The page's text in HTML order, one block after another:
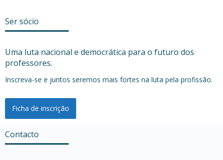
Ser sócio
Uma luta nacional e democrática para o futuro dos
professores.
Inscreva-se e juntos seremos mais fortes na luta pela profissão.
Ficha de inscrição
Contacto